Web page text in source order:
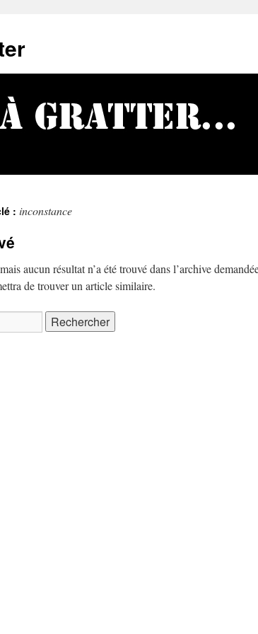
: inconstance
aucun résultat n’a été trouvé dans l’archive
de trouver un article similaire.